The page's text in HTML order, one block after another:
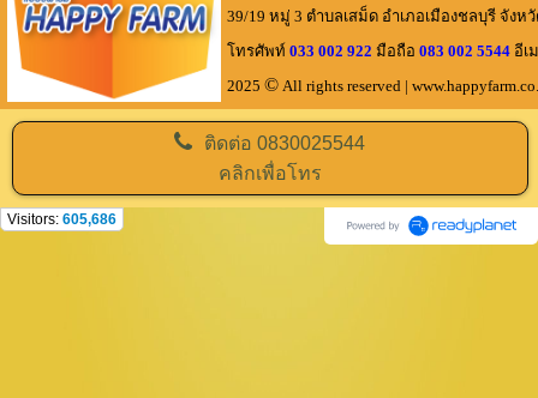
39/19 หมู่ 3 ตำบลเสม็ด อำเภอเมืองชลบุรี จังห
โทรศัพท์ 033 002 922 มือถือ 083 002 5544 อีเ
2025 © All rights reserved |
ติดต่อ0830025544
คลิกเพื่อโทร
Visitors: 605,686